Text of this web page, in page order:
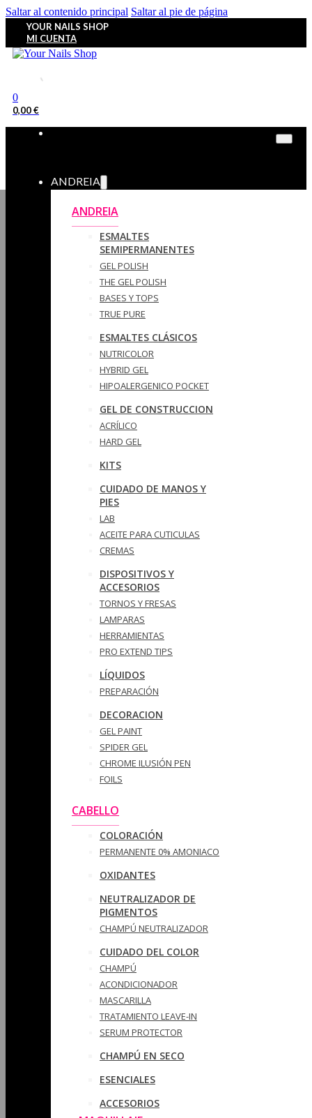
Saltar al contenido principal Saltar al pie de página
YOUR NAILS SHOP
MI CUENTA
0
0,00€
ANDREIA
ANDREIA
ESMALTES
SEMIPERMANENTES
GEL POLISH
THE GEL POLISH
BASES Y‎ TOPS
TRUE PURE
ESMALTES CLÁSICOS
NUTRICOLOR
HYBRID GEL
HIPOALERGENICO POCKET
GEL DE CONSTRUCCION
ACRÍLICO
HARD GEL
KITS
CUIDADO DE MANOS Y
PIES
LAB
ACEITE PARA CUTICULAS
CREMAS
DISPOSITIVOS Y
ACCESORIOS
TORNOS Y FRESAS
LAMPARAS
HERRAMIENTAS
PRO EXTEND TIPS
LÍQUIDOS
PREPARACIÓN
DECORACION
GEL PAINT
SPIDER GEL
CHROME ILUSIÓN PEN
FOILS
CABELLO
COLORACIÓN
PERMANENTE 0% AMONIACO
OXIDANTES
NEUTRALIZADOR DE
PIGMENTOS
CHAMPÚ NEUTRALIZADOR
CUIDADO DEL COLOR
CHAMPÚ
ACONDICIONADOR
MASCARILLA
TRATAMIENTO LEAVE-IN
SERUM PROTECTOR
CHAMPÚ EN SECO
ESENCIALES
ACCESORIOS